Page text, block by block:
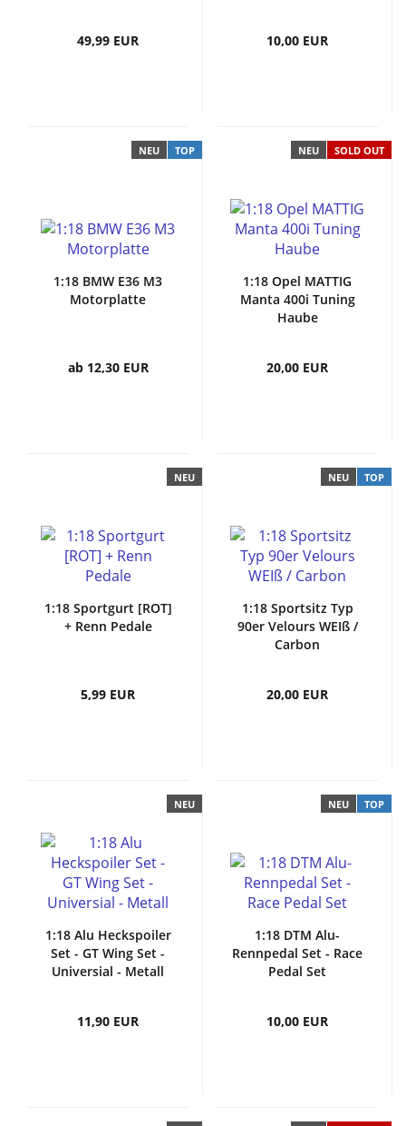
49,99 EUR 10,00 EUR
NEU TOP
1:18 BMW E36 M3
Motorplatte
ab 12,30 EUR
NEU SOLD OUT
1:18 Opel MATTIG
Manta 400i Tuning
Haube
20,00 EUR
NEU
1:18 Sportgurt [ROT]
+ Renn Pedale
5,99 EUR
NEU TOP
1:18 Sportsitz Typ
90er Velours WEIß /
Carbon
20,00 EUR
NEU
1:18 Alu Heckspoiler
Set - GT Wing Set -
Universial - Metall
11,90 EUR
NEU TOP
1:18 DTM Alu-
Rennpedal Set - Race
Pedal Set
10,00 EUR